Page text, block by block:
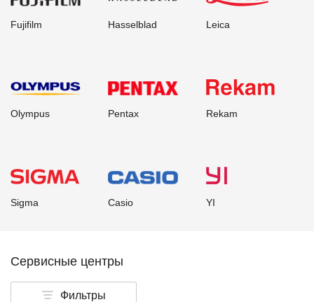
Fujifilm Hasselblad Leica
Olympus Pentax Rekam
Sigma Casio YI
Сервисные центры
Фильтры